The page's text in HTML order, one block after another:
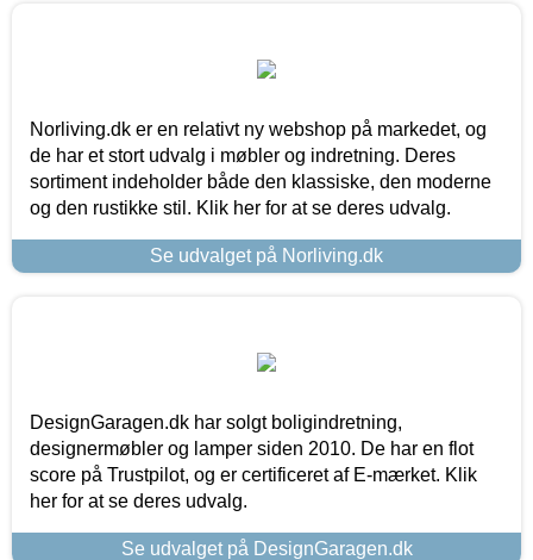
Norliving.dk er en relativt ny webshop på markedet, og
de har et stort udvalg i møbler og indretning. Deres
sortiment indeholder både den klassiske, den moderne
og den rustikke stil. Klik her for at se deres udvalg.
Se udvalget på Norliving.dk
DesignGaragen.dk har solgt boligindretning,
designermøbler og lamper siden 2010. De har en flot
score på Trustpilot, og er certificeret af E-mærket. Klik
her for at se deres udvalg.
Se udvalget på DesignGaragen.dk